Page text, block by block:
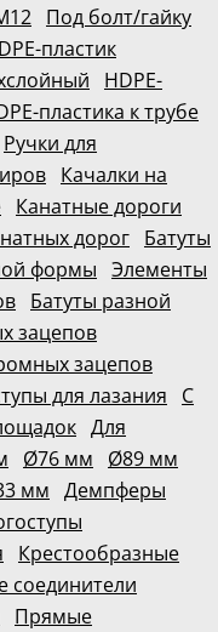
Под болт/гайку
пластик
HDPE-
пластика к трубе
Ручки для
Качалки на
Канатные дороги
дорог Батуты
формы Элементы
Батуты разной
зацепов
зацепов
для лазания
С
Для
Ø76 мм
Ø89 мм
мм Демпферы
Крестообразные
соединители
Прямые